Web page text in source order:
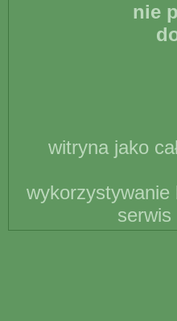
nie
witryna jako
wykorzystywanie
serwis